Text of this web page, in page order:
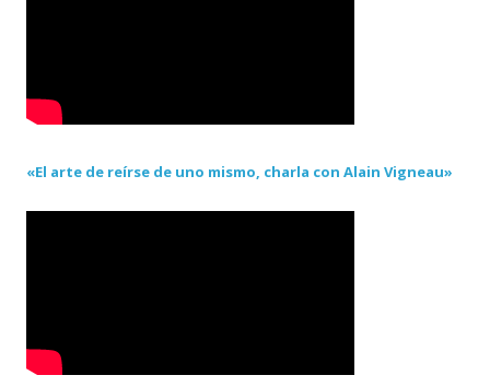
«El arte de reírse de uno mismo, charla con Alain Vigneau»